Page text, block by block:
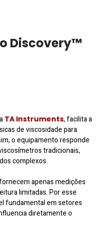
Discovery™
TA Instruments, facilita a
de viscosidade para
o equipamento responde
tradicionais,
complexos.
apenas medições
limitadas. Por esse
fundamental em setores
diretamente o